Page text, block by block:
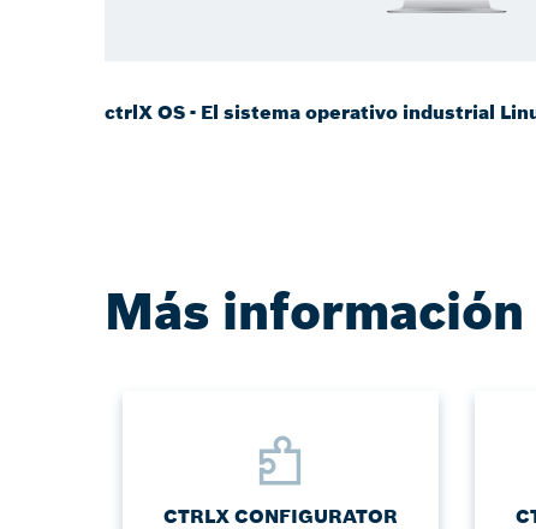
ctrlX OS - El sistema operativo industrial
Más información
CTRLX CONFIGURATOR